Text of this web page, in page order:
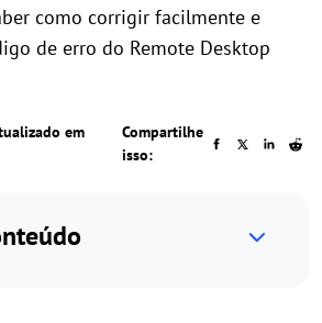
como corrigir facilmente e
de erro do Remote Desktop
em
Compartilhe
isso: